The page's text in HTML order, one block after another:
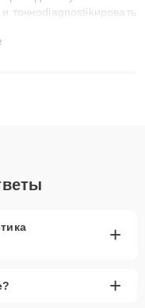
точноdiagnostikировать
случаи: от замены
+
+